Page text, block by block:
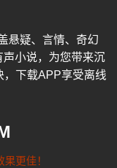
悬疑、言情、奇幻
小说，为您带来沉
下载APP享受离线
更佳！